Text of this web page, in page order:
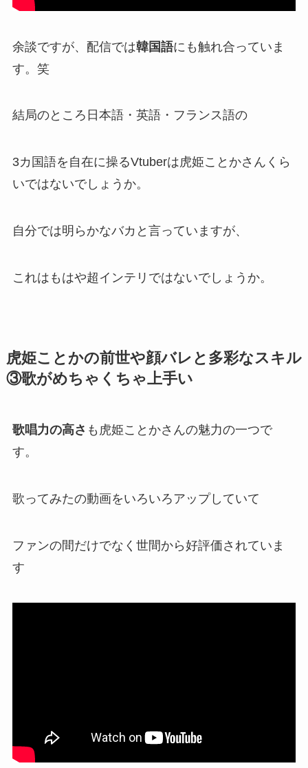
余談ですが、配信では韓国語にも触れ合っていま
す。笑
結局のところ日本語・英語・フランス語の
3カ国語を自在に操るVtuberは虎姫ことかさんくら
いではないでしょうか。
自分では明らかなバカと言っていますが、
これはもはや超インテリ ではないでしょうか。
虎姫ことかの前世や顔バレと多彩なスキル
③歌がめちゃくちゃ上手い
歌唱力の高さ も虎姫ことかさんの魅力の一つで
す。
歌ってみたの動画をいろいろアップしていて
ファンの間だけでなく世間から好評価されていま
す